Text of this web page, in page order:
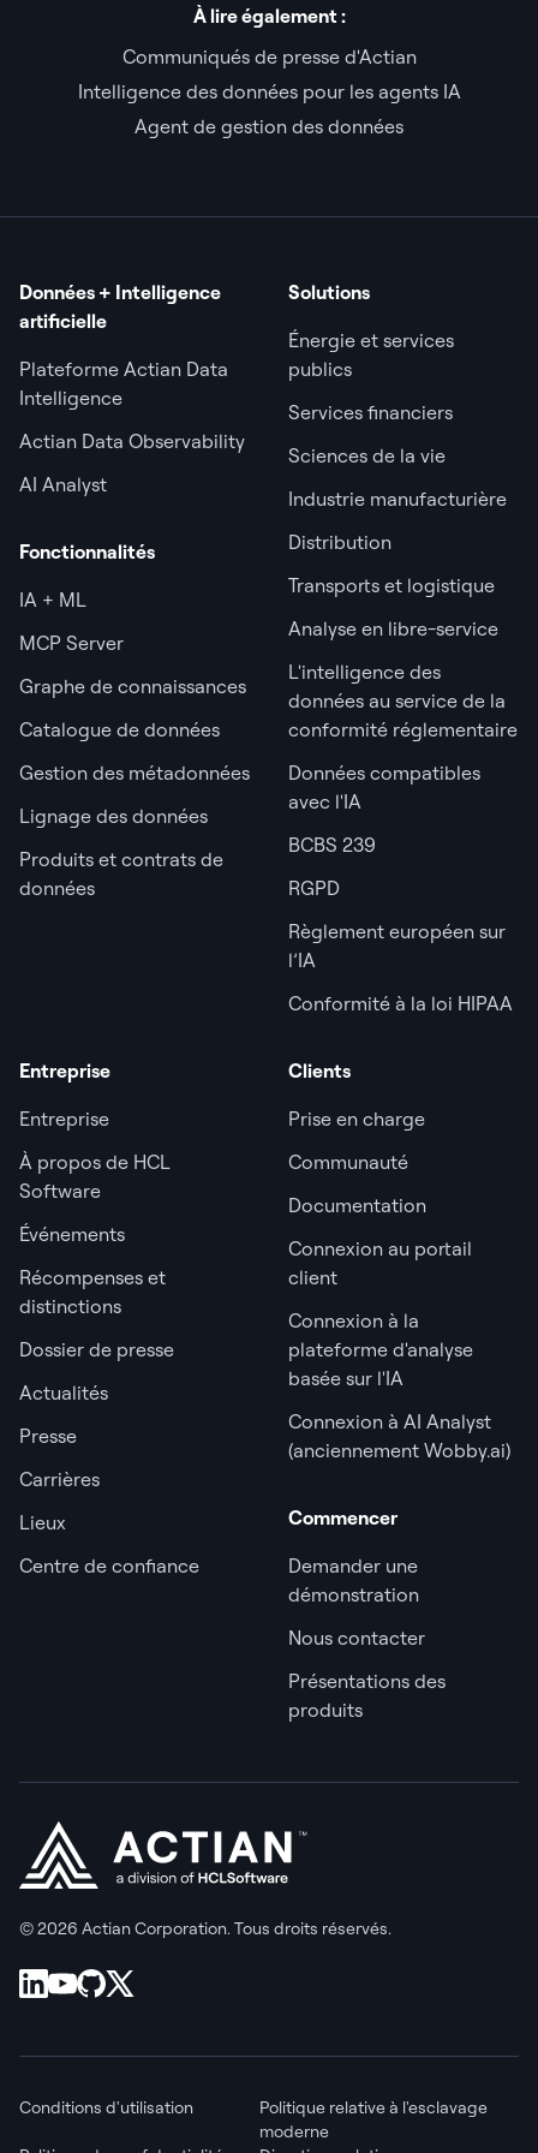
À lire également :
Communiqués de presse d'Actian
Intelligence des données pour les agents IA
Agent de gestion des données
Données + Intelligence
artificielle
Plateforme Actian Data
Intelligence
Actian Data Observability
AI Analyst
Fonctionnalités
IA + ML
MCP Server
Graphe de connaissances
Catalogue de données
Gestion des métadonnées
Lignage des données
Produits et contrats de
données
Solutions
Énergie et services
publics
Services financiers
Sciences de la vie
Industrie manufacturière
Distribution
Transports et logistique
Analyse en libre-service
L'intelligence des
données au service de la
conformité réglementaire
Données compatibles
avec l'IA
BCBS 239
RGPD
Règlement européen sur
l’IA
Conformité à la loi HIPAA
Entreprise
Entreprise
À propos de HCL
Software
Événements
Récompenses et
distinctions
Dossier de presse
Actualités
Presse
Carrières
Lieux
Centre de confiance
Clients
Prise en charge
Communauté
Documentation
Connexion au portail
client
Connexion à la
plateforme d'analyse
basée sur l'IA
Connexion à AI Analyst
(anciennement Wobby.ai)
Commencer
Demander une
démonstration
Nous contacter
Présentations des
produits
© 2026 Actian Corporation. Tous droits réservés.
Conditions d'utilisation
Politique relative à l'esclavage
moderne